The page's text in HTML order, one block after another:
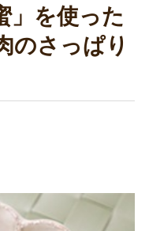
」を使った
のさっぱり